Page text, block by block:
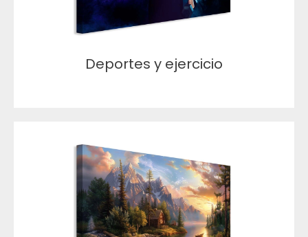
Deportes y ejercicio